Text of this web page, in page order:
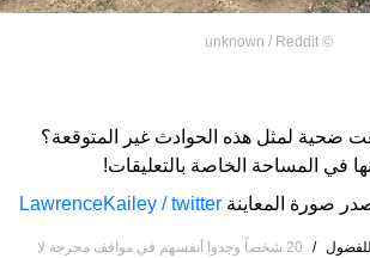
©
unknown / Reddit
لمثل هذه الحوادث غير المتوقعة؟
في المساحة الخاصة بالتعليقات!
صورة المعاينة LawrenceKailey / twitter
/
20 شخصاً وجدوا أنفسهم في مواقف محرجة لا